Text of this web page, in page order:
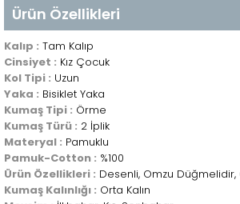
Ürün Özellikleri
Kalıp : Tam Kalıp
Cinsiyet : Kız Çocuk
Kol Tipi : Uzun
Yaka : Bisiklet Yaka
Kumaş Tipi : Örme
Kumaş Türü : 2 İplik
Materyal : Pamuklu
Pamuk-Cotton : %100
Ürün Özellikleri : Desenli, Omzu Düğmelidir,
Kumaş Kalınlığı : Orta Kalın